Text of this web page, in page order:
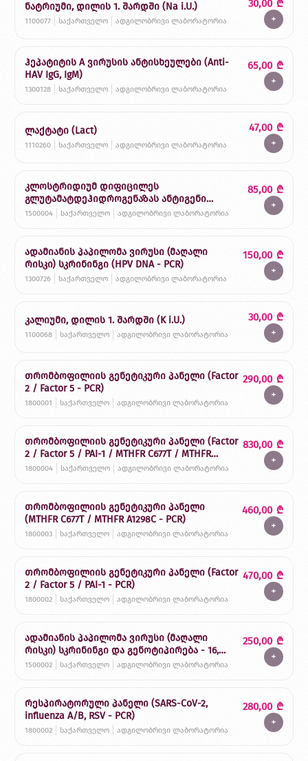
ნატრიუმი, დილის 1. შარდში (Na i.U.)
1100077 საქართველო ადგილობრივი ლაბორატორია
30,00 ₾
+
ჰეპატიტის A ვირუსის ანტისხეულები (Anti-
HAV IgG, IgM)
1300128 საქართველო ადგილობრივი ლაბორატორია
65,00 ₾
+
ლაქტატი (Lact)
1110260 საქართველო ადგილობრივი ლაბორატორია
47,00 ₾
+
კლოსტრიდიუმ დიფიცილეს
გლუტამატდეჰიდროგენაზას ანტიგენი
განავალში (GDH)
1500004 საქართველო ადგილობრივი ლაბორატორია
85,00 ₾
+
ადამიანის პაპილომა ვირუსი (მაღალი
რისკი) სკრინინგი (HPV DNA - PCR)
1300726 საქართველო ადგილობრივი ლაბორატორია
150,00 ₾
+
კალიუმი, დილის 1. შარდში (K i.U.)
1100068 საქართველო ადგილობრივი ლაბორატორია
30,00 ₾
+
თრომბოფილიის გენეტიკური პანელი (Factor
2 / Factor 5 - PCR)
1800001 საქართველო ადგილობრივი ლაბორატორია
290,00 ₾
+
თრომბოფილიის გენეტიკური პანელი (Factor
2 / Factor 5 / PAI-1 / MTHFR C677T / MTHFR
A1298C - PCR)
1800004 საქართველო ადგილობრივი ლაბორატორია
830,00 ₾
+
თრომბოფილიის გენეტიკური პანელი
(MTHFR C677T / MTHFR A1298C - PCR)
1800003 საქართველო ადგილობრივი ლაბორატორია
460,00 ₾
+
თრომბოფილიის გენეტიკური პანელი (Factor
2 / Factor 5 / PAI-1 - PCR)
1800002 საქართველო ადგილობრივი ლაბორატორია
470,00 ₾
+
ადამიანის პაპილომა ვირუსი (მაღალი
რისკი) სკრინინგი და გენოტიპირება - 16,
18/45 (HPV DNA - PCR)
1500002 საქართველო ადგილობრივი ლაბორატორია
250,00 ₾
+
რესპირატორული პანელი (SARS-CoV-2,
influenza A/B, RSV - PCR)
1800002 საქართველო ადგილობრივი ლაბორატორია
280,00 ₾
+